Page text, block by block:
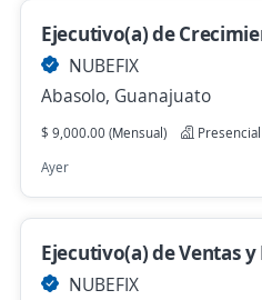
Ejecutivo(a) de
NUBEFIX
Abasolo, Guanajuato
$ 9,000.00 (Mensual)
Ayer
Ejecutivo(a) de Ventas
NUBEFIX